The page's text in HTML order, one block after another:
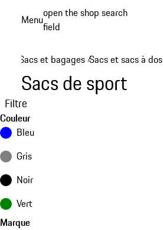
Menuopen the shop search
field
Sacs et bagages /Sacs et sacs à dos
Sacs de sport
Filtre
Couleur
Bleu
Gris
Noir
Vert
Marque